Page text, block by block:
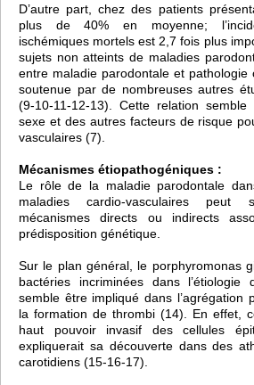
D’autre part, chez des patients
plus de 40% en moyenne;
ischémiques mortels est 2,7 fois plus
sujets non atteints de maladies
entre maladie parodontale et pathologie
soutenue par de nombreuses autres
(9-10-11-12-13). Cette relation
sexe et des autres facteurs de risque
vasculaires (7).
Mécanismes étiopathogéniques :
Le rôle de la maladie parodontale
maladies cardio-vasculaires peut
mécanismes directs ou indirects
prédisposition génétique.
Sur le plan général, le porphyromonas
bactéries incriminées dans l’étiologie
semble être impliqué dans l’agrégation
la formation de thrombi (14). En effet,
haut pouvoir invasif des cellules
expliquerait sa découverte dans des
carotidiens (15-16-17).